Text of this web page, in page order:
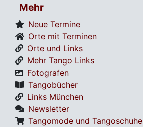
Mehr
Neue Termine
Orte mit Terminen
Orte und Links
Mehr Tango Links
Fotografen
Tangobücher
Links München
Newsletter
Tangomode und Tangoschuhe